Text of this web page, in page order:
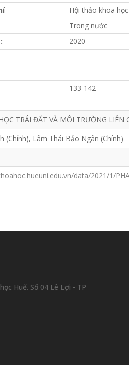
Hội thảo khoa
Trong nước
2020
133-142
TRÁI ĐẤT VÀ MÔI TRƯỜNG LIÊN
(Chính), Lâm Thái Bảo Ngân (Chính)
data/2021/1/
Huế. Số 04 Lê Lợi - TP